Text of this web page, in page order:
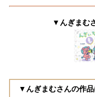
▼んぎまむ
▼んぎまむさんの作